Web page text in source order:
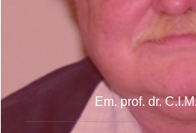
Em. prof. dr.